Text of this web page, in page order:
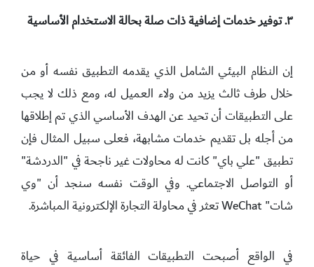
٣. توفير خدمات إضافية ذات صلة بحالة الاستخدام الأساسية
إن النظام البيئي الشامل الذي يقدمه التطبيق نفسه أو من
خلال طرف ثالث يزيد من ولاء العميل له، ومع ذلك لا يجب
على التطبيقات أن تحيد عن الهدف الأساسي الذي تم إطلاقها
من أجله بل تقديم خدمات مشابهة، فعلى سبيل المثال فإن
تطبيق "علي باي" كانت له محاولات غير ناجحة في "الدردشة"
أو التواصل الاجتماعي. وفي الوقت نفسه سنجد أن "وي
شات" WeChat تعثر في محاولة التجارة الإلكترونية المباشرة.
في الواقع أصبحت التطبيقات الفائقة أساسية في حياة